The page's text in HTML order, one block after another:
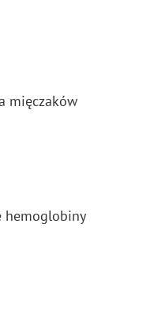
mięczaków
hemoglobiny